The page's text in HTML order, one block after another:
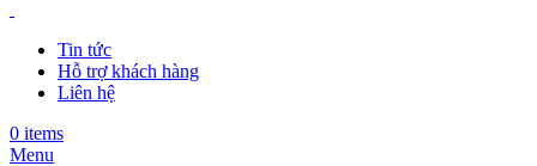
Tin tức
Hỗ trợ khách hàng
Liên hệ
0 items
Menu